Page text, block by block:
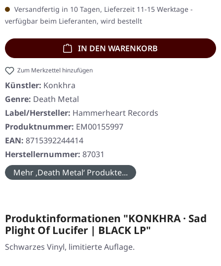
Versandfertig in 10 Tagen, Lieferzeit 11-15 Werktage -
verfügbar beim Lieferanten, wird bestellt
IN DEN WARENKORB
Zum Merkzettel hinzufügen
Künstler: Konkhra
Genre: Death Metal
Label/Hersteller: Hammerheart Records
Produktnummer: EM00155997
EAN: 8715392244414
Herstellernummer: 87031
Mehr ‚Death Metal‘ Produkte...
Produktinformationen "KONKHRA · Sad
Plight Of Lucifer | BLACK LP"
Schwarzes Vinyl, limitierte Auflage.